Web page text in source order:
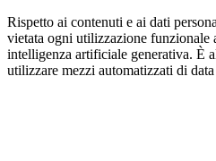
Rispetto ai contenuti e ai dati
vietata ogni utilizzazione funzionale
intelligenza artificiale generativa. È
utilizzare mezzi automatizzati di